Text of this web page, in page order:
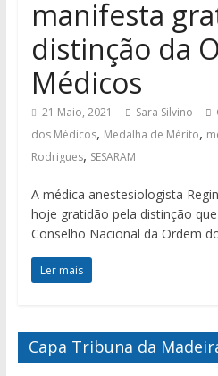
manifesta
distinção da
Médicos
21 Maio, 2021 Sara Silvino
dos Médicos, Medalha de Mérito,
Rodrigues, SESARAM
A médica anestesiologista
hoje gratidão pela distinção
Conselho Nacional da Ordem
Ler mais
Capa Tribuna da